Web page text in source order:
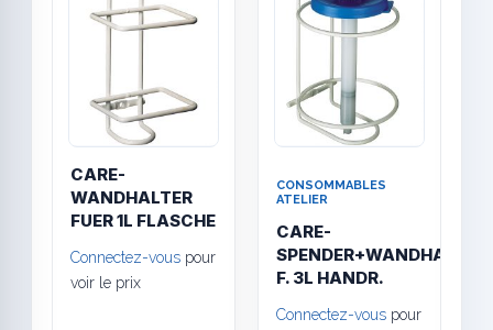
CARE-
WANDHALTER
FUER 1L FLASCHE
Connectez-vous pour
voir le prix
CONSOMMABLES
ATELIER
CARE-
SPENDER+WANDHALTER
F. 3L HANDR.
Connectez-vous pour